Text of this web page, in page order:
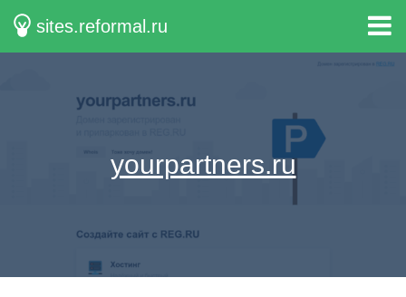
sites.reformal.ru
yourpartners.ru